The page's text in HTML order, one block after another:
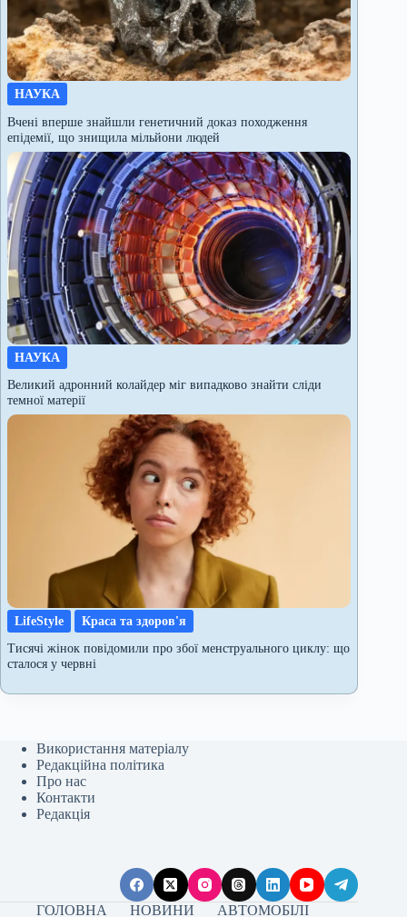
НАУКА
Вчені вперше знайшли генетичний доказ походження
епідемії, що знищила мільйони людей
НАУКА
Великий адронний колайдер міг випадково знайти сліди
темної матерії
LifeStyle
Краса та здоров'я
Тисячі жінок повідомили про збої менструального циклу: що
сталося у червні
Використання матеріалу
Редакційна політика
Про нас
Контакти
Редакція
ГОЛОВНА НОВИНИ АВТОМОБІЛІ